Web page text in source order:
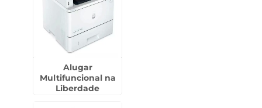
Alugar
Multifuncional na
Liberdade